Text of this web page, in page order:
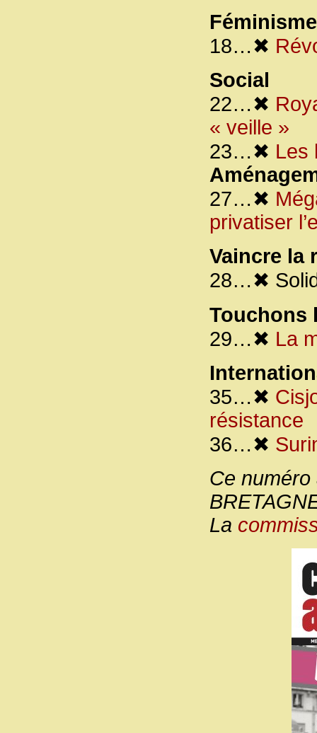
18…✖
Social
22…✖
« veille »
23…✖ Les
27…✖
privatiser
Vaincre la
28…✖
Touchons
29…✖ La
35…✖
résistance
36…✖
Ce
La